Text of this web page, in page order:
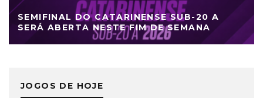
SEMIFINAL DO CATARINENSE SUB-20 A
SERÁ ABERTA NESTE FIM DE SEMANA
JOGOS DE HOJE